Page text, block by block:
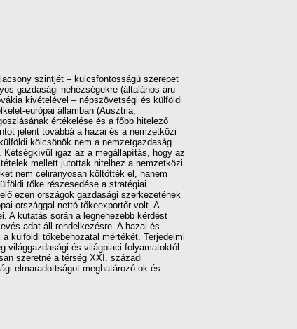
szintjét – kulcsfontosságú szerepet
gazdasági nehézségekre (általános áru-
kivételével – népszövetségi és külföldi
európai államban (Ausztria,
értékelése és a főbb hitelező
jelent továbbá a hazai és a nemzetközi
kölcsönök nem a nemzetgazdaság
igaz az a megállapítás, hogy az
mellett jutottak hitelhez a nemzetközi
nem célirányosan költötték el, hanem
tőke részesedése a stratégiai
ezen országok gazdasági szerkezetének
országgal nettó tőkeexportőr volt. A
A kutatás során a legnehezebb kérdést
adat áll rendelkezésre. A hazai és
külföldi tőkebehozatal mértékét. Terjedelmi
világgazdasági és világpiaci folyamatoktól
szeretné a térség XXI. századi
elmaradottságot meghatározó ok és